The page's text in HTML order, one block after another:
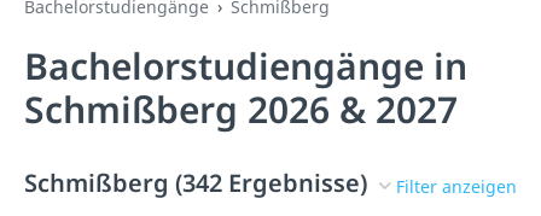
Bachelorstudiengänge Schmißberg
Bachelorstudiengänge in
Schmißberg 2026 & 2027
Schmißberg (342 Ergebnisse) Filter anzeigen